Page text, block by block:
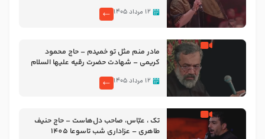
۱۲ مرداد ۱۴۰۵
مادر منم مثل تو خمیدم – حاج محمود
کریمی – شهادت حضرت رقیه علیها السلام
۱۲ مرداد ۱۴۰۵
تک ، عبّاس، صاحب دل‌هاست – حاج حنیف
طاهری – عزاداری شب تاسوعا 1405